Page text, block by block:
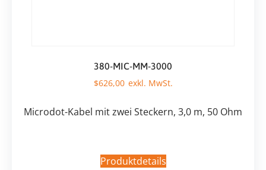
380-MIC-MM-3000
$626,00
Microdot-Kabel mit zwei Steckern, 3,0 m, 50 Ohm
Produktdetails